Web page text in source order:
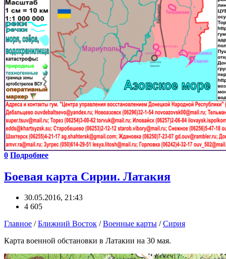
0 Подробнее
Боевая карта Сирии. Латакия
30.05.2016, 21:43
4 605
Главное /Ближний Восток /Военные карты /Сирия
Карта военной обстановки в Латакии на 30 мая.